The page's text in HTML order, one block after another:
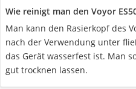
Wie reinigt man den Voyor
Man kann den Rasierkopf des
nach der Verwendung unter
das Gerät wasserfest ist. Man
gut trocknen lassen.